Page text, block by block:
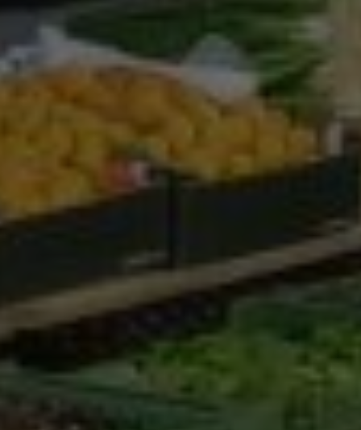
Marketing
Marketing Cookies werden von Drittanbietern oder
Publishern verwendet, um personalisierte
Besucher über Websites hinweg verfolgen.
Externe Medien
Wenn Cookies von externen Medien akzeptiert
werden, bedarf der Zugriff auf externe Inhalte
keiner manuellen Zustimmung mehr.
Google Maps